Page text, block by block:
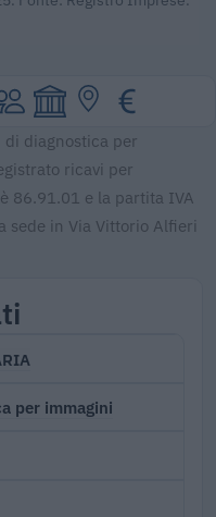
diagnostica per
ricavi per
86.91.01 e la partita IVA
sede in Via Vittorio Alfieri
per immagini